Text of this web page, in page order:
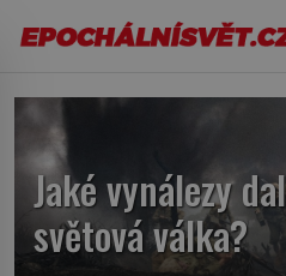
Jaké vynálezy
světová válka?